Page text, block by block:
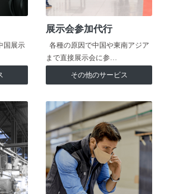
国展示
展示会参加代行
各種の原因で中国や東南アジア
まで直接展示会に参…
その他のサービス